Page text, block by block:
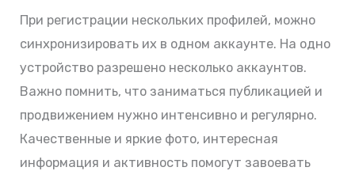
При регистрации нескольких профилей, можно
синхронизировать их в одном аккаунте. На одно
устройство разрешено несколько аккаунтов.
Важно помнить, что заниматься публикацией и
продвижением нужно интенсивно и регулярно.
Качественные и яркие фото, интересная
информация и активность помогут завоевать